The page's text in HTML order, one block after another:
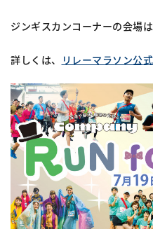
ジンギスカンコーナーの会場
詳しくは、 リレーマラソン公